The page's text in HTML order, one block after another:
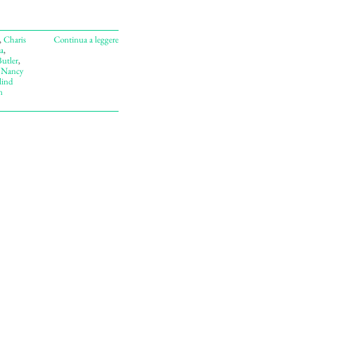
Charis
,
,
Nancy
Continua a leggere